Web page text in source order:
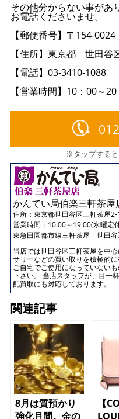
その他分からない事があ
お電話くださいませ。
【郵便番号】〒154-0024
【住所】東京都 世田
【電話】03-3410-1088
【営業時間】10：00～
※タップすると
かんてい局伯楽三軒茶屋
住所： 東京都世田谷区三軒茶屋
営業時間：10:00～19:00(水曜定
東急田園都市線三軒茶屋 世田谷
当店では世田谷区三軒茶屋を中
サリーなどの買い取りを積極的に
ご自宅でご使用になっていない
下さい。 当店スタッフが、目一
配買取にも対応しております。
関連記事
8月は質預かり
強化月間。金の
【